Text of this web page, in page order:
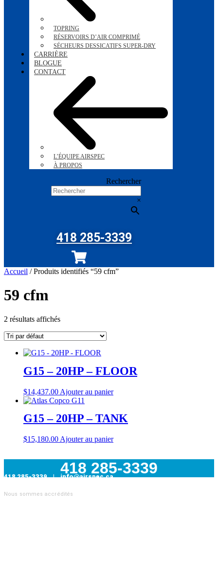
TOPRING
RÉSERVOIRS D’AIR COMPRIMÉ
SÉCHEURS DESSICATIFS SUPER-DRY
CARRIÈRE
BLOGUE
CONTACT
L’ÉQUIPE AIRSPEC
À PROPOS
Rechercher
×
418 285-3339
Accueil / Produits identifiés “59 cfm”
59 cfm
2 résultats affichés
G15 – 20HP – FLOOR
$14,437.00 Ajouter au panier
G15 – 20HP – TANK
$15,180.00 Ajouter au panier
418 285-3339
418 285-3339 | info@airspec.ca
231, Armand-Bombardier
Nous sommes accrédités